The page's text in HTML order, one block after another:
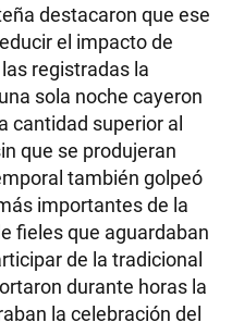
destacaron que ese
el impacto de
registradas la
sola noche cayeron
cantidad superior al
que se produjeran
también golpeó
importantes de la
fieles que aguardaban
de la tradicional
durante horas la
la celebración del